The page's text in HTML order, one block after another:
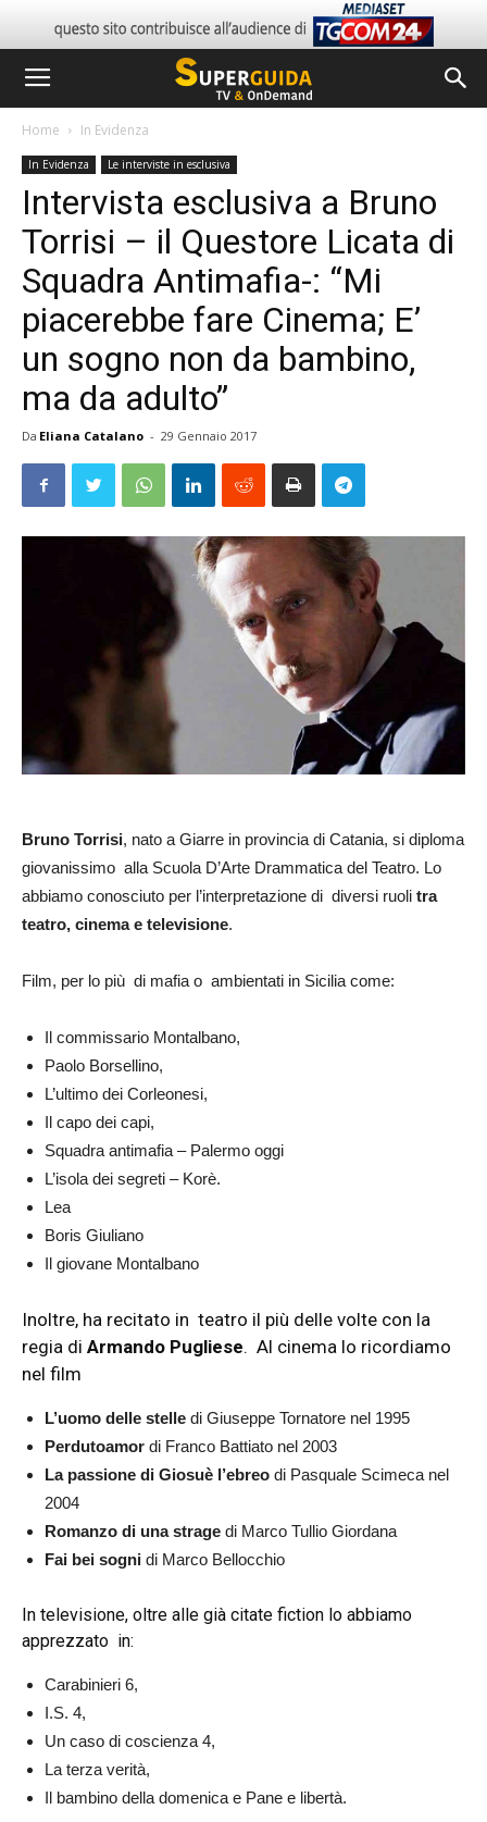
Home In Evidenza
In Evidenza Le interviste in esclusiva
Intervista esclusiva a Bruno
Torrisi – il Questore Licata di
Squadra Antimafia-: “Mi
piacerebbe fare Cinema; E’
un sogno non da bambino,
ma da adulto”
Da Eliana Catalano - 29 Gennaio 2017
Bruno Torrisi, nato a Giarre in provincia di Catania, si diploma
giovanissimo alla Scuola D’Arte Drammatica del Teatro. Lo
abbiamo conosciuto per l’interpretazione di diversi ruoli tra
teatro, cinema e televisione.
Film, per lo più di mafia o ambientati in Sicilia come:
Il commissario Montalbano,
Paolo Borsellino,
L’ultimo dei Corleonesi,
Il capo dei capi,
Squadra antimafia – Palermo oggi
L’isola dei segreti – Korè.
Lea
Boris Giuliano
Il giovane Montalbano
Inoltre, ha recitato in teatro il più delle volte con la
regia di Armando Pugliese. Al cinema lo ricordiamo
nel film
L’uomo delle stelle di Giuseppe Tornatore nel 1995
Perdutoamor di Franco Battiato nel 2003
La passione di Giosuè l’ebreo di Pasquale Scimeca nel
2004
Romanzo di una strage di Marco Tullio Giordana
Fai bei sogni di Marco Bellocchio
In televisione, oltre alle già citate fiction lo abbiamo
apprezzato in:
Carabinieri 6,
I.S. 4,
Un caso di coscienza 4,
La terza verità,
Il bambino della domenica e Pane e libertà.